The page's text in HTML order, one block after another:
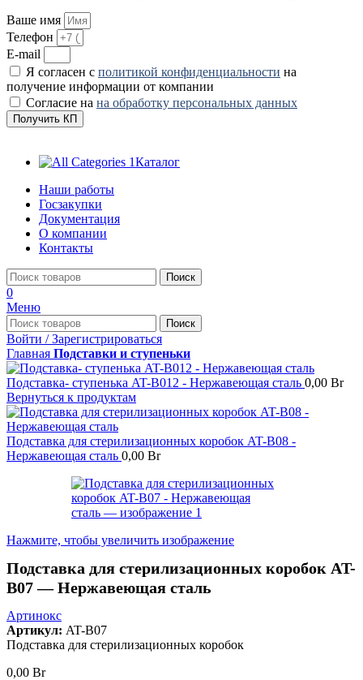
Ваше имя
Телефон
E-mail
Я согласен с политикой конфиденциальности на
получение информации от компании
Согласие на на обработку персональных данных
Получить КП
Каталог
Наши работы
Госзакупки
Документация
О компании
Контакты
Поиск
0
Меню
Поиск
Войти / Зарегистрироваться
Главная Подставки и ступеньки
Подставка- ступенька AT-B012 - Нержавеющая сталь 0,00 Br
Вернуться к продуктам
Подставка для стерилизационных коробок AT-B08 -
Нержавеющая сталь 0,00 Br
Нажмите, чтобы увеличить изображение
Подставка для стерилизационных коробок AT-
B07 — Нержавеющая сталь
Артинокс
Артикул: AT-B07
Подставка для стерилизационных коробок
0,00 Br